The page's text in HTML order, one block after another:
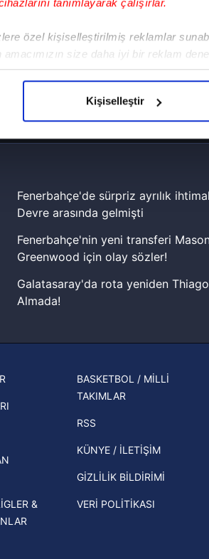
özel kişiselleştirilmiş reklamlar
size daha iyi bir reklam
çabayı gösterdiğimizi ve bu
izin vermedikleri takdirde,
işlenmekte olup gerekli olan
sitemizin daha işlevsel kılınması ve
amaçlarıyla sınırlı olarak açık
alan panel vasıtasıyla
Metnimiziziyaret edebilirsiniz.
Kanunu uyarınca hazırlanmış
ilgili bilgi almak için lütfen
Kişiselleştir
Fenerbahçe'de sürpriz ayrılık
Devre arasında gelmişti
Fenerbahçe'nin yeni transferi
Greenwood için olay sözler!
Galatasaray'da rota yeniden Thiago
Almada!
muhtemel rakibi belli oldu! Gornik
İspanya-Arjantin finalinin ardından
Beşiktaş'ın UEFA Avrupa Ligi'nde
Eleme Turu muhtemel rakipleri belli
&
BASKETBOL / MİLLİ
TAKIMLAR
RSS
KÜNYE / İLETİŞİM
GİZLİLİK BİLDİRİMİ
VERİ POLİTİKASI